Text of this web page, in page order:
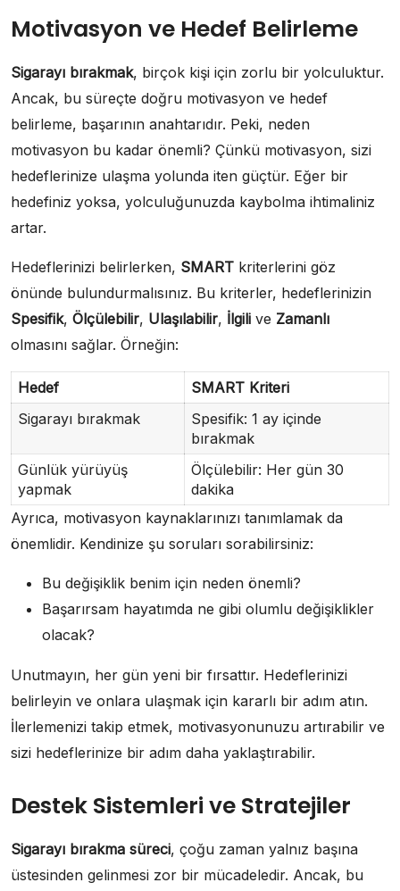
Motivasyon ve Hedef Belirleme
Sigarayı bırakmak, birçok kişi için zorlu bir yolculuktur.
Ancak, bu süreçte doğru motivasyon ve hedef
belirleme, başarının anahtarıdır. Peki, neden
motivasyon bu kadar önemli? Çünkü motivasyon, sizi
hedeflerinize ulaşma yolunda iten güçtür. Eğer bir
hedefiniz yoksa, yolculuğunuzda kaybolma ihtimaliniz
artar.
Hedeflerinizi belirlerken, SMART kriterlerini göz
önünde bulundurmalısınız. Bu kriterler, hedeflerinizin
Spesifik, Ölçülebilir, Ulaşılabilir, İlgili ve Zamanlı
olmasını sağlar. Örneğin:
Hedef
SMART Kriteri
Sigarayı bırakmak
Spesifik: 1 ay içinde
bırakmak
Günlük yürüyüş
yapmak
Ölçülebilir: Her gün 30
dakika
Ayrıca, motivasyon kaynaklarınızı tanımlamak da
önemlidir. Kendinize şu soruları sorabilirsiniz:
Bu değişiklik benim için neden önemli?
Başarırsam hayatımda ne gibi olumlu değişiklikler
olacak?
Unutmayın, her gün yeni bir fırsattır. Hedeflerinizi
belirleyin ve onlara ulaşmak için kararlı bir adım atın.
İlerlemenizi takip etmek, motivasyonunuzu artırabilir ve
sizi hedeflerinize bir adım daha yaklaştırabilir.
Destek Sistemleri ve Stratejiler
Sigarayı bırakma süreci, çoğu zaman yalnız başına
üstesinden gelinmesi zor bir mücadeledir. Ancak, bu